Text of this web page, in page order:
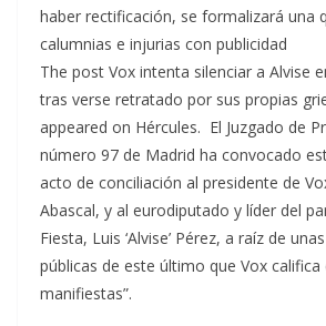
haber rectificación, se formalizará una
calumnias e injurias con publicidad
The post Vox intenta silenciar a Alvise
tras verse retratado por sus propias
appeared on Hércules. El Juzgado de
número 97 de Madrid ha convocado
acto de conciliación al presidente de
Abascal, y al eurodiputado y líder del
Fiesta, Luis ‘Alvise’ Pérez, a raíz de
públicas de este último que Vox califica
manifiestas”.